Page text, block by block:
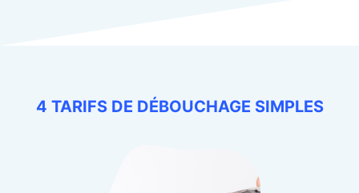
4 TARIFS DE DÉBOUCHAGE SIMPLES